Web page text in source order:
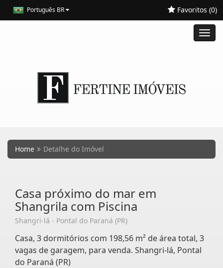
Português BR Favoritos (0)
Home Detalhe do Imóvel
Casa próximo do mar em
Shangrila com Piscina
Shangri-lá - Pontal do Paraná (PR)
Casa, 3 dormitórios com 198,56 m² de área total, 3
vagas de garagem, para venda. Shangri-lá, Pontal
do Paraná (PR)